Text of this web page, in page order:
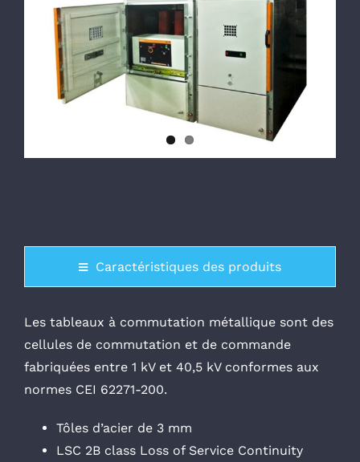
Caractéristiques des produits
Les tableaux à commutation métallique sont des
cellules de commutation et de commande
fabriquées entre 1 kV et 40,5 kV conformes aux
normes CEI 62271-200.
Tôles d’acier de 3 mm
LSC 2B class Loss of Service Continuity